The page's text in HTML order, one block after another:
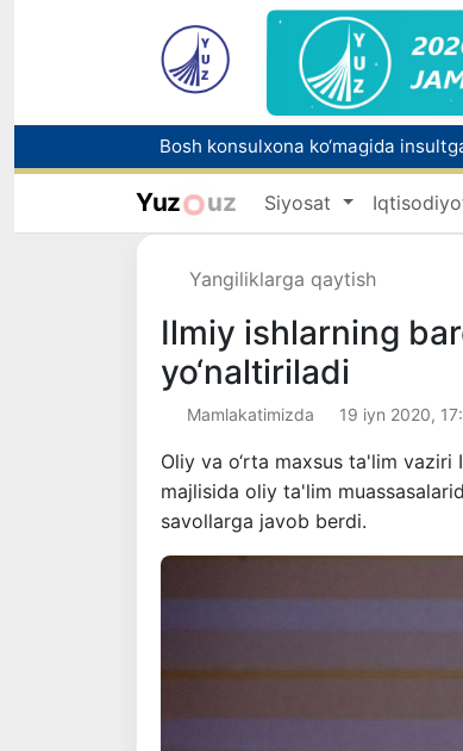
Yuz uz Siyosat
Yangiliklarga qaytish
Ilmiy ishlarning
yo‘naltiriladi
Mamlakatimizda 19 iyn 2020,
Oliy va o‘rta maxsus ta'lim
majlisida oliy ta'lim
savollarga javob berdi.